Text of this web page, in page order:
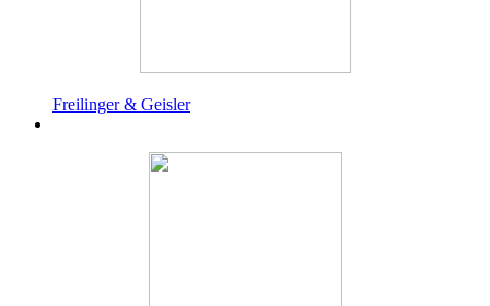
Freilinger & Geisler